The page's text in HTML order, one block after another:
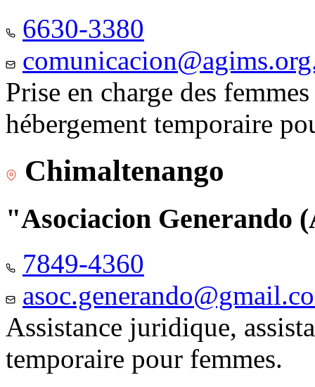
6630-3380
Prise en charge des
hébergement temporaire
Chimaltenango
"Asociacion Generando
7849-4360
Assistance juridique,
temporaire pour femmes.